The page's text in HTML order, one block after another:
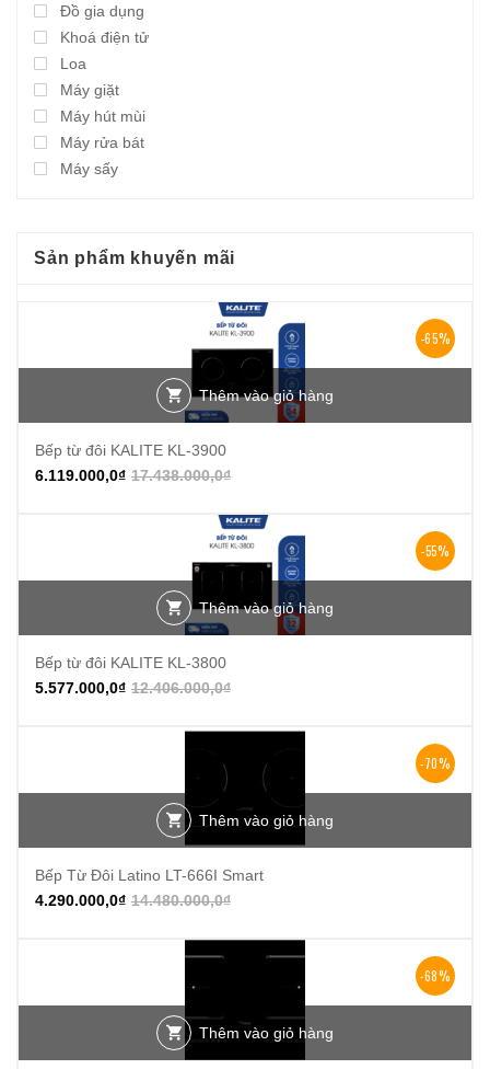
Đồ gia dụng
Khoá điện tử
Loa
Máy giặt
Máy hút mùi
Máy rửa bát
Máy sấy
Sản phẩm khuyến mãi
-65%
Thêm vào giỏ hàng
Bếp từ đôi KALITE KL-3900
17.438.000,0₫
6.119.000,0₫
-55%
Thêm vào giỏ hàng
Bếp từ đôi KALITE KL-3800
12.406.000,0₫
5.577.000,0₫
-70%
Thêm vào giỏ hàng
Bếp Từ Đôi Latino LT-666I Smart
14.480.000,0₫
4.290.000,0₫
-68%
Thêm vào giỏ hàng